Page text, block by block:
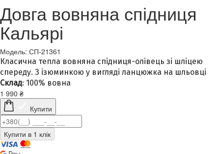
Довга вовняна спідниця
Кальярі
Модель: СП-21361
Класична тепла вовняна спідниця-олівець зі шліцею
спереду. З ізюминкою у вигляді ланцюжка на шльовці
Склад: 100% вовна
1 990 ₴
Купити